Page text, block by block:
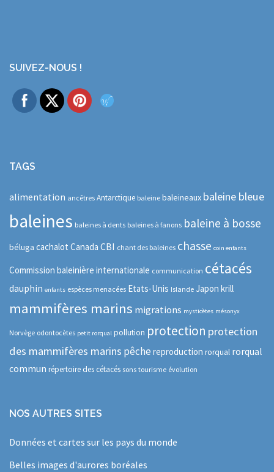
SUIVEZ-NOUS !
TAGS
alimentation ancêtres Antarctique baleine baleineaux baleine bleue
baleines baleines à dents baleines à fanons baleine à bosse
béluga cachalot Canada CBI chant des baleines chasse coin enfants
Commission baleinière internationale communication cétacés
dauphin enfants espèces menacées Etats-Unis Islande Japon krill
mammifères marins migrations mysticètes mésonyx
Norvège odontocètes petit rorqual pollution protection protection
des mammifères marins pêche reproduction rorqual rorqual
commun répertoire des cétacés sons tourisme évolution
NOS AUTRES SITES
Données et cartes sur les pays du monde
Belles images d'aurores boréales